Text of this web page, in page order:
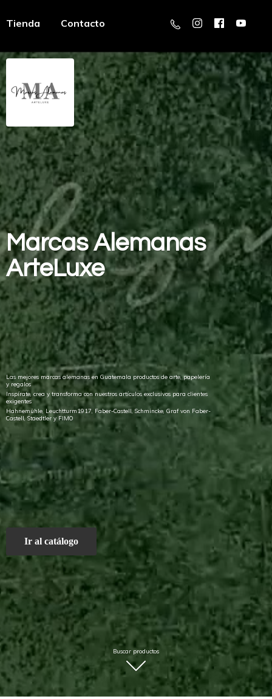
Tienda Contacto
MarcasAlemanas
ArteLuxe
Las mejores marcas alemanas en Guatemala productos de arte, papelería
y regalos
Inspírate, crea y transforma con nuestros artículos exclusivos para clientes
exigentes
Hahnemühle, Leuchtturm1917, Faber-Castell, Schmincke, Graf von Faber-
Castell, Staedtler y FIMO
Ir al catálogo
Buscar productos